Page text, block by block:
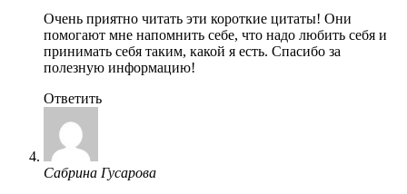
Очень приятно читать эти короткие цитаты! Они
помогают мне напомнить себе, что надо любить себя и
принимать себя таким, какой я есть. Спасибо за
полезную информацию!
Ответить
Сабрина Гусарова